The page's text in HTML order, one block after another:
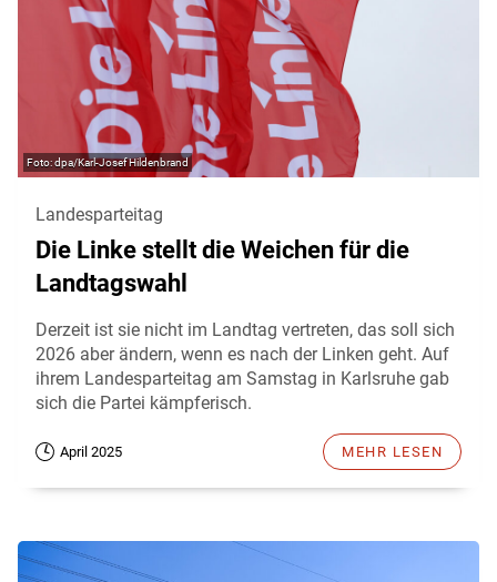
dpa/Karl-Josef Hildenbrand
Landesparteitag
Die Linke stellt die Weichen für die
Landtagswahl
Derzeit ist sie nicht im Landtag vertreten, das soll sich
2026 aber ändern, wenn es nach der Linken geht. Auf
ihrem Landesparteitag am Samstag in Karlsruhe gab
sich die Partei kämpferisch.
April 2025 MEHR LESEN